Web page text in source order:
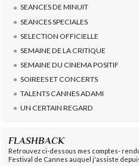
SEANCES DE MINUIT
SEANCES SPECIALES
SELECTION OFFICIELLE
SEMAINE DE LA CRITIQUE
SEMAINE DU CINEMA POSITIF
SOIREES ET CONCERTS
TALENTS CANNES ADAMI
UN CERTAIN REGARD
FLASHBACK
Retrouvez ci-dessous mes comptes-
Festival de Cannes auquel j'assiste